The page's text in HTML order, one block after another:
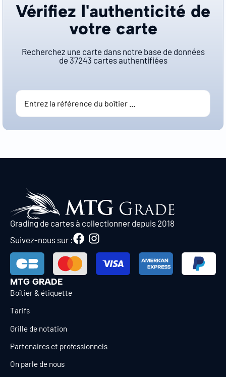
Vérifiez l'authenticité de
votre carte
Recherchez une carte dans notre base de données
de 37243 cartes authentifiées
Grading de cartes à collectionner depuis 2018
Suivez-nous sur :
MTG GRADE
Boîtier & étiquette
Tarifs
Grille de notation
Partenaires et professionnels
On parle de nous